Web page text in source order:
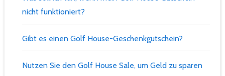
nicht funktioniert?
Gibt es einen Golf House-Geschenkgutschein?
Nutzen Sie den Golf House Sale, um Geld zu sparen